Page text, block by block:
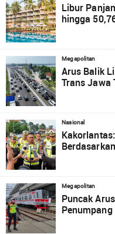
Libur
hingga
Megapolitan
Arus Balik
Trans Jawa
Nasional
Megapolitan
Puncak